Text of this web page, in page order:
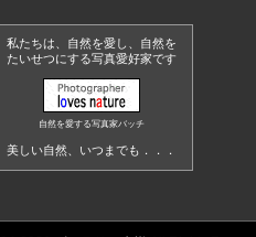
私たちは、自然を愛し、自然を
たいせつにする写真愛好家です
自然を愛する写真家バッチ
美しい自然、いつまでも．．．